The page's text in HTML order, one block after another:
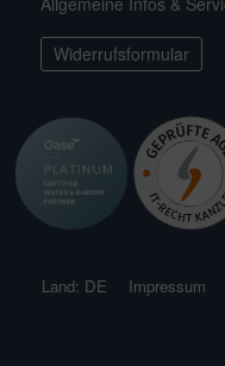
Widerrufsformular
Land: DE Impressum
für Teichfilter
& Wasserspiele